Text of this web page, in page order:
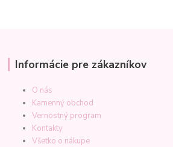
Informácie pre zákazníkov
O nás
Kamenný obchod
Vernostný program
Kontakty
Všetko o nákupe